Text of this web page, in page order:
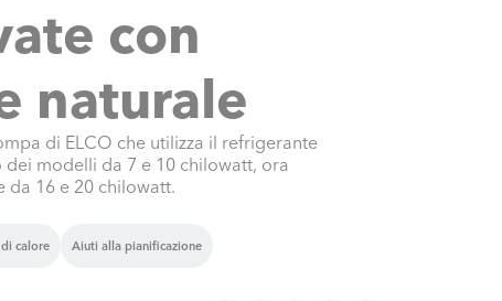
con
naturale
di ELCO che utilizza il refrigerante
modelli da 7 e 10 chilowatt, ora
da 16 e 20 chilowatt.
calore Aiuti alla pianificazione